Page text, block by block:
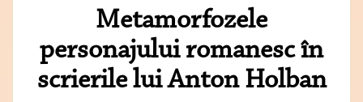
Metamorfozele
personajului romanesc în
scrierile lui Anton Holban